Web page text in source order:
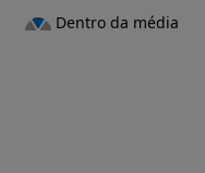
Dentro da média